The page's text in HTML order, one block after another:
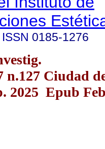
ISSN 0185-1276
n.127 Ciudad
2025 Epub